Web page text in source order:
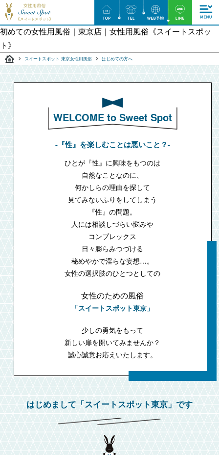
初めての女性用風俗｜東京店｜⼥性⽤⾵俗《スイートスポッ
ト》
スイートスポット 東京女性用風俗 はじめての方へ
WELCOME to Sweet Spot
-『性』を楽しむことは悪いこと？-
ひとが『性』に興味をもつのは
自然なことなのに、
何かしらの理由を探して
見てみないふりをしてしまう
『性』の問題。
人には相談しづらい悩みや
コンプレックス
日々膨らみつづける
秘めやかで淫らな妄想…。
女性の選択肢のひとつとしての
女性のための風俗
「スイートスポット東京」
少しの勇気をもって
新しい扉を開いてみませんか？
誠心誠意お応えいたします。
はじめまして「スイートスポット東京」です